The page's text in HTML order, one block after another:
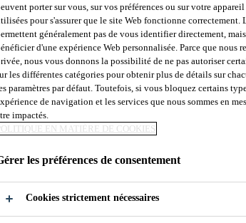
distributeur Contactez-nous
DU
porter sur vous, sur vos préférences ou sur votre
pour s'assurer que le site Web fonctionne correctement.
généralement pas de vous identifier directement,
d'une expérience Web personnalisée. Parce que nous
nous vous donnons la possibilité de ne pas autoriser
les différentes catégories pour obtenir plus de détails sur
paramètres par défaut. Toutefois, si vous bloquez certains
de navigation et les services que nous sommes en
impactés.
EN MATIÈRE DE COOKIES
les préférences de consentement
Cookies strictement nécessaires